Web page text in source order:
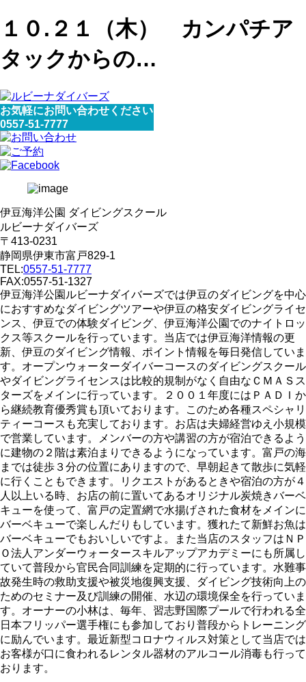
１０.２１（木） カンパチア
タックからの…
お気軽にお問い合わせください
0557-51-7777
伊豆海洋公園 ダイビングスクール
ルビーナダイバーズ
〒413-0231
静岡県伊東市富戸829-1
TEL:0557-51-7777
FAX:0557-51-1327
伊豆海洋公園ルビーナダイバーズでは伊豆のダイビングを中心
におすすめなダイビングツアーや伊豆の格安ダイビングライセ
ンス、伊豆での体験ダイビング、伊豆海洋公園でのナイトロッ
クス等スクールを行っています。当店では伊豆海洋情報の更
新、伊豆のダイビング情報、ポイント情報を毎日発信していま
す。オープンウォーターダイバーコースのダイビングスクール
やダイビングライセンスは比較的規制がなく自由なＣＭＡＳス
ターズをメインに行っています。２００１年度にはＰＡＤＩか
ら継続教育優秀賞も頂いております。このため各種スペシャリ
ティーコースも充実しております。お店は夫婦経営ゆえ小規模
で営業しています。メンバーの方や講習の方が宿泊できるよう
に建物の２階は素泊まりできるようになっています。富戸の海
までは徒歩３分の位置にありますので、早朝起きて散歩に気軽
に行くこともできます。リクエストがあるときや宿泊の方が４
人以上いる時、お店の前に置いてあるオリジナル炭焼きバーベ
キューを使って、富戸の定置網で水揚げされた食材をメインに
バーベキューで楽しんだりもしています。獲れたて新鮮お魚は
バーベキューでもおいしいですよ。また当店のスタッフはＮＰ
Ｏ法人アンダーウォータースキルアップアカデミーにも所属し
ていて普段から官民合同訓練を定期的に行っています。水難事
故発生時の救助支援や被災地復興支援、ダイビング技術向上の
ためのセミナー及び訓練の開催、水辺の環境保全を行っていま
す。オーナーの小林は、毎年、習志野国際プールで行われる全
日本フリッパー選手権にも参加しており普段からトレーニング
に励んでいます。最近新型コロナウィルス対策として当店では
お客様が口に食われるレンタル器材のアルコール消毒も行って
おります。